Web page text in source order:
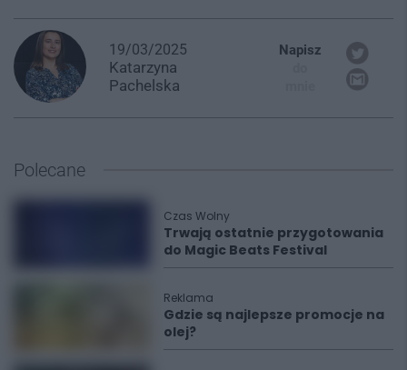
19/03/2025
Katarzyna
Pachelska
Napisz
Polecane
Czas Wolny
Trwają ostatnie przygotowania
do Magic Beats Festival
Reklama
Gdzie są najlepsze promocje na
olej?